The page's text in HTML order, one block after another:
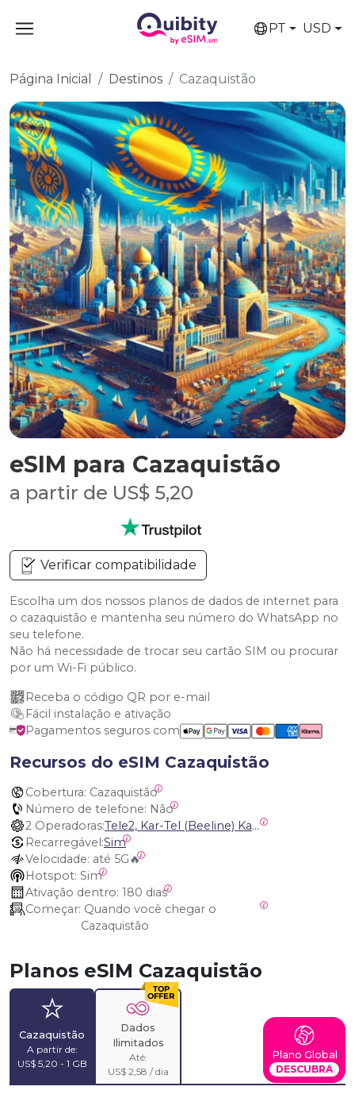
PT USD
Página Inicial Destinos Cazaquistão
eSIM para Cazaquistão
a partir de US$ 5,20
Verificar compatibilidade
Escolha um dos nossos planos de dados de internet para
o cazaquistão e mantenha seu número do WhatsApp no
seu telefone.
Não há necessidade de trocar seu cartão SIM ou procurar
por um Wi-Fi público.
Receba o código QR por e-mail
Fácil instalação e ativação
Pagamentos seguros com
Recursos do eSIM Cazaquistão
Cobertura: Cazaquistão
Número de telefone: Não
2 Operadoras:
Tele2, Kar-Tel (Beeline) Kazakhstan
Recarregável:Sim
Velocidade: até 5G🔥
Hotspot: Sim
Ativação dentro: 180 dias
Começar:
Cazaquistão
Planos eSIM Cazaquistão
Cazaquistão
A partir de:
US$ 5,20 - 1 GB
Dados
Ilimitados
Até:
US$ 2,58 / dia
Plano Global
DESCUBRA